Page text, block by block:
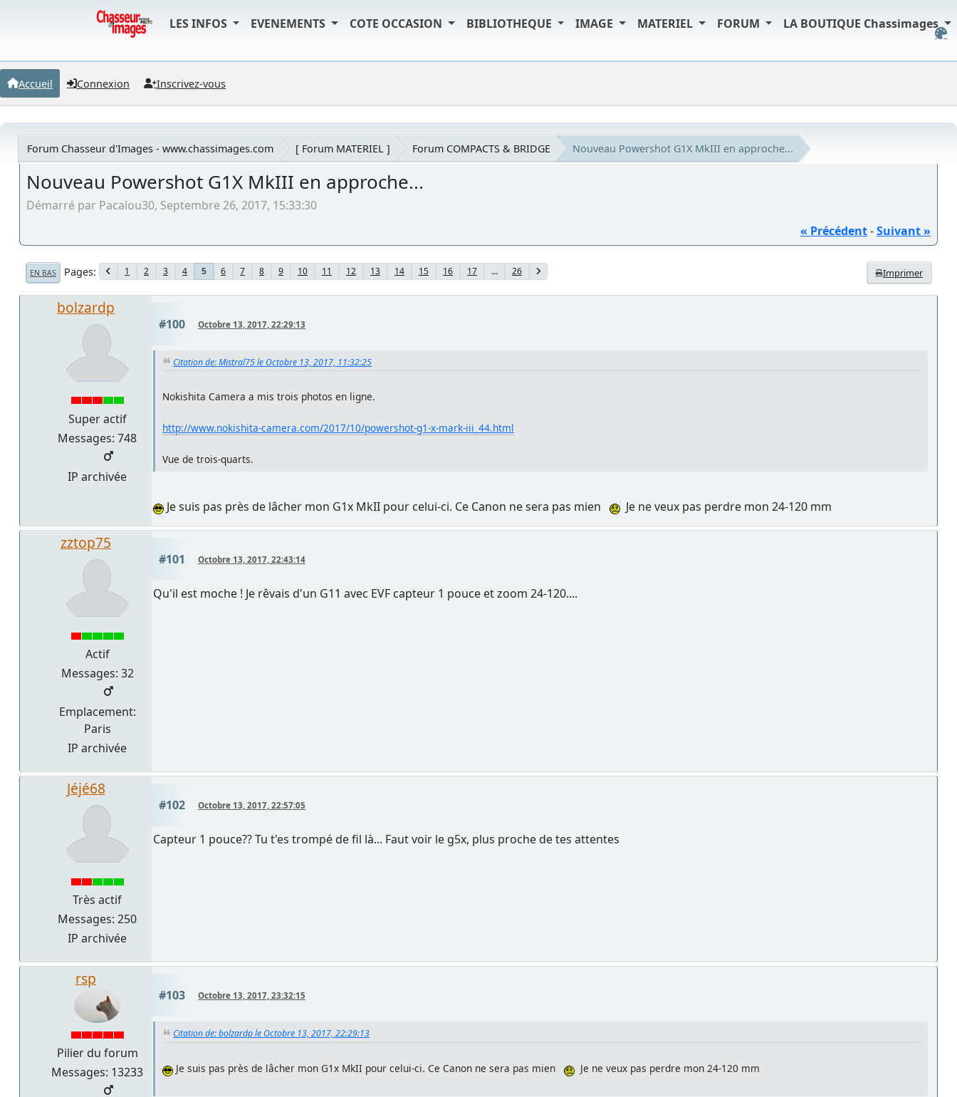
LES INFOS EVENEMENTS COTE OCCASION BIBLIOTHEQUE IMAGE MATERIEL FORUM LA BOUTIQUE Chassimages
Accueil Connexion Inscrivez-vous
Forum Chasseur d'Images - www.chassimages.com [ Forum MATERIEL ] Forum COMPACTS & BRIDGE Nouveau Powershot G1X MkIII en approche...
Nouveau Powershot G1X MkIII en approche...
Démarré par Pacalou30, Septembre 26, 2017, 15:33:30
« Précédent-Suivant »
Imprimer
EN BAS Pages 1 2 3 4 5 6 7 8 9 10 11 12 13 14 15 16 17 ... 26
bolzardp
Super actif
Messages: 748
IP archivée
#100 Octobre 13, 2017, 22:29:13
Citation de: Mistral75 le Octobre 13, 2017, 11:32:25
Nokishita Camera a mis trois photos en ligne.
http://www.nokishita-camera.com/2017/10/powershot-g1-x-mark-iii_44.html
Vue de trois-quarts.
Je suis pas près de lâcher mon G1x MkII pour celui-ci. Ce Canon ne sera pas mien Je ne veux pas perdre mon 24-120 mm
zztop75
Actif
Messages: 32
Emplacement:
Paris
IP archivée
#101 Octobre 13, 2017, 22:43:14
Qu'il est moche ! Je rêvais d'un G11 avec EVF capteur 1 pouce et zoom 24-120....
Jéjé68
Très actif
Messages: 250
IP archivée
#102 Octobre 13, 2017, 22:57:05
Capteur 1 pouce?? Tu t'es trompé de fil là... Faut voir le g5x, plus proche de tes attentes
rsp
Pilier du forum
Messages: 13233
#103 Octobre 13, 2017, 23:32:15
Citation de: bolzardp le Octobre 13, 2017, 22:29:13
Je suis pas près de lâcher mon G1x MkII pour celui-ci. Ce Canon ne sera pas mien Je ne veux pas perdre mon 24-120 mm